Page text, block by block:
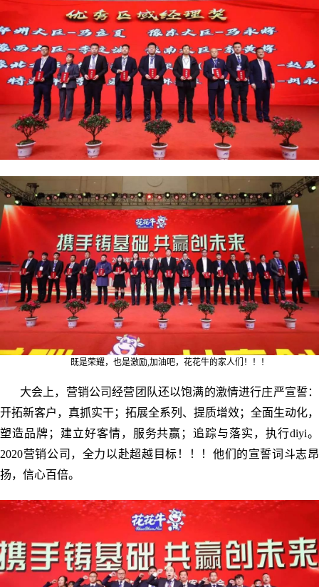
既是荣耀，也是激励,加油吧，花花牛的家人们！！！
大会上，营销公司经营团队还以饱满的激情进行庄严宣誓：
开拓新客户，真抓实干；拓展全系列、提质增效；全面生动化，
塑造品牌；建立好客情，服务共赢；追踪与落实，执行diyi。
2020营销公司，全力以赴超越目标！！！他们的宣誓词斗志昂
扬，信心百倍。